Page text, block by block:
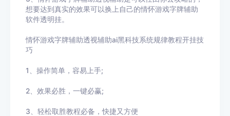
想要达到真实的效果可以换上自己的情怀游戏字牌辅助
软件透明挂。
情怀游戏字牌辅助透视辅助ai黑科技系统规律教程开挂技
巧
1、操作简单，容易上手;
2 、效果必胜，一键必赢;
3 、轻松取胜教程必备，快捷又方便